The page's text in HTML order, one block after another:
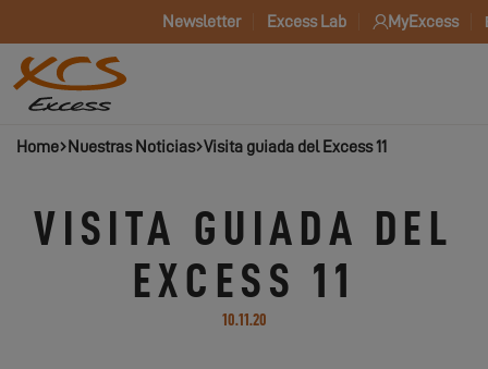
Newsletter Excess Lab MyExcess
Home Nuestras Noticias Visita guiada del Excess 11
VISITA GUIADA DEL
EXCESS 11
10.11.20